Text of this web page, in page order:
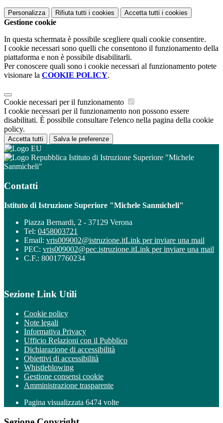
Personalizza Rifiuta tutti i cookies Accetta tutti i cookies
Gestione cookie
In questa schermata è possibile scegliere quali cookie consentire.
I cookie necessari sono quelli che consentono il funzionamento della
piattaforma e non è possibile disabilitarli.
Per conoscere quali sono i cookie necessari al funzionamento potete
visionare la COOKIE POLICY.
Cookie necessari per il funzionamento
I cookie necessari per il funzionamento non possono essere
disabilitati. È possibile consultare l'elenco nella pagina della cookie
policy.
Accetta tutti Salva le preferenze
Istituto di Istruzione Superiore "Michele
Sanmicheli"
Contatti
Istituto di Istruzione Superiore "Michele Sanmicheli"
Piazza Bernardi, 2 - 37129 Verona
Tel: 0458003721
Email: vris009002@istruzione.itLink per inviare una mail
PEC: vris009002@pec.istruzione.itLink per inviare una mail
C.F.: 80017760234
Sezione Link Utili
Cookie policy
Note legali
Informativa Privacy
Ufficio Relazioni con il Pubblico
Dichiarazione di accessibilità
Obiettivi di accessibilità
Whistleblowing
Gestione consensi cookie
Amministrazione trasparente
Pagina visualizzata 6474 volte